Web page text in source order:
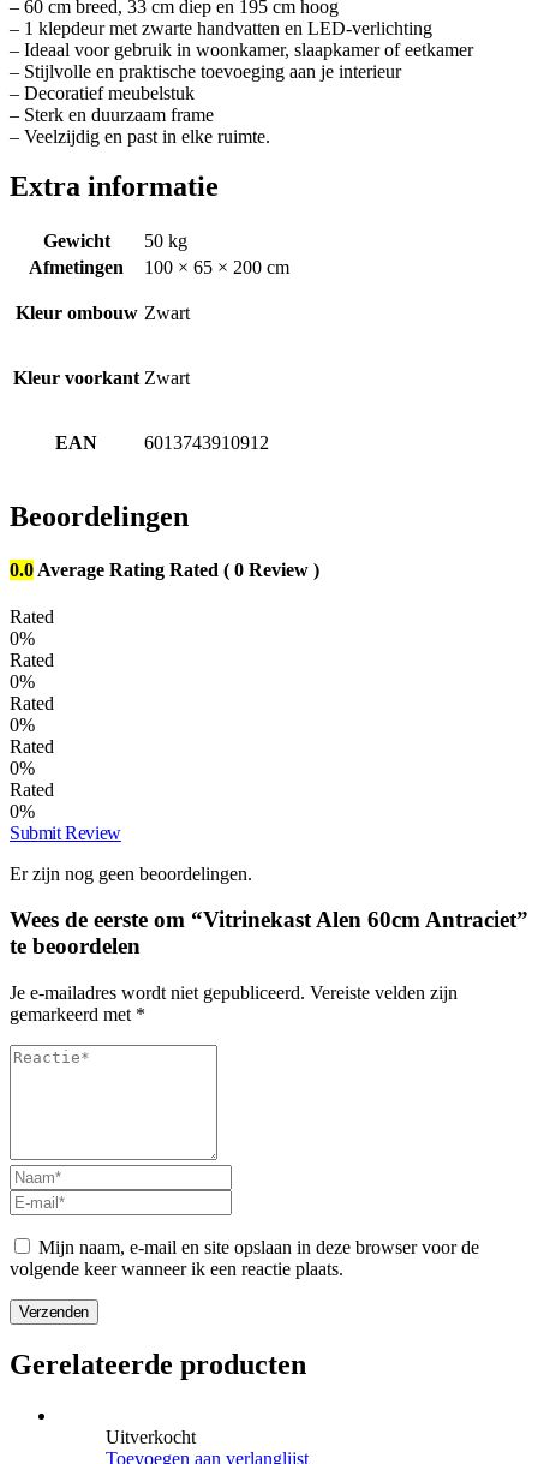
– 60 cm breed, 33 cm diep en 195 cm hoog
– 1 klepdeur met zwarte handvatten en LED-verlichting
– Ideaal voor gebruik in woonkamer, slaapkamer of eetkamer
– Stijlvolle en praktische toevoeging aan je interieur
– Decoratief meubelstuk
– Sterk en duurzaam frame
– Veelzijdig en past in elke ruimte.
Extra informatie
Gewicht
50 kg
Afmetingen
100 × 65 × 200 cm
Kleur ombouw Zwart
Kleur voorkant Zwart
EAN 6013743910912
Beoordelingen
0.0 Average Rating Rated ( 0 Review )
Rated
0%
Rated
0%
Rated
0%
Rated
0%
Rated
0%
Submit Review
Er zijn nog geen beoordelingen.
Wees de eerste om “Vitrinekast Alen 60cm Antraciet”
te beoordelen
Je e-mailadres wordt niet gepubliceerd. Vereiste velden zijn
gemarkeerd met *
Mijn naam, e-mail en site opslaan in deze browser voor de
volgende keer wanneer ik een reactie plaats.
Verzenden
Gerelateerde producten
Uitverkocht
Toevoegen aan verlanglijst